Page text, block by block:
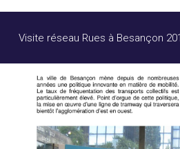
Visite réseau Rues à Besançon